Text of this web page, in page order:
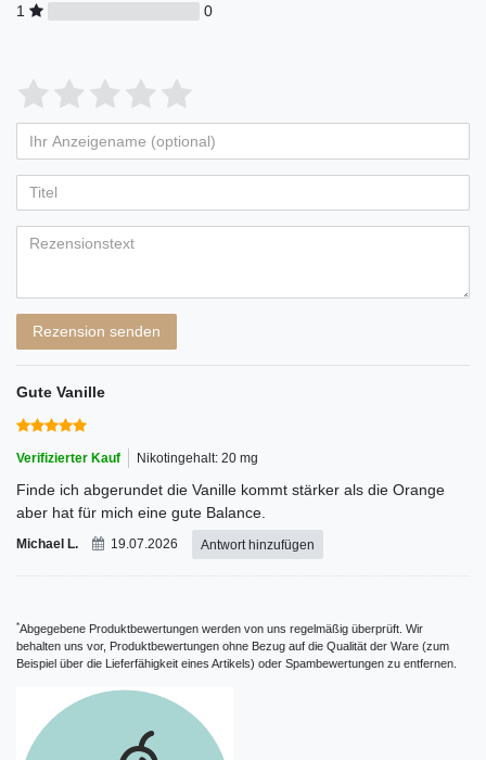
1
0
Bewertungssterne
von
5
Bewertungssternen
4
von
5
Bewertungssternen
3
von
5
Bewertungssternen
2
von
5
Bewertungssternen
1
von
5
Bewertungssternen
Anzeigename
(optional)
Rezension senden
Gute Vanille
Verifizierter Kauf Nikotingehalt: 20 mg
Finde ich abgerundet die Vanille kommt stärker als die Orange
aber hat für mich eine gute Balance.
Michael L. 19.07.2026 Antwort hinzufügen
*Abgegebene Produktbewertungen werden von uns regelmäßig überprüft. Wir
behalten uns vor, Produktbewertungen ohne Bezug auf die Qualität der Ware (zum
Beispiel über die Lieferfähigkeit eines Artikels) oder Spambewertungen zu entfernen.